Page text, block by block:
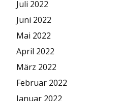
Juli 2022
Juni 2022
Mai 2022
April 2022
März 2022
Februar 2022
Januar 2022